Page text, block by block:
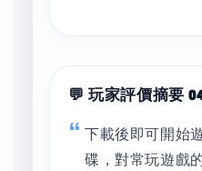
💬 玩家評價摘要
下載後即可開始
碟，對常玩遊戲